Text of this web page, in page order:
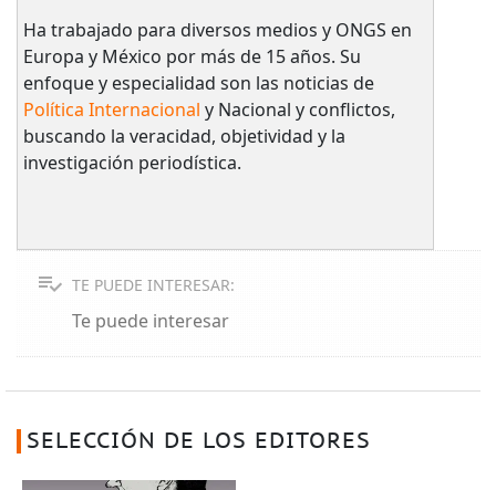
Ha trabajado para diversos medios y ONGS en
Europa y México por más de 15 años. Su
enfoque y especialidad son las noticias de
Política Internacional y Nacional y conflictos,
buscando la veracidad, objetividad y la
investigación periodística.
TE PUEDE INTERESAR:
Te puede interesar
SELECCIÓN DE LOS EDITORES